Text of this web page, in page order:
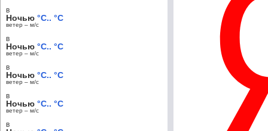
в
Ночью °C.. °C
ветер – м/c
в
Ночью °C.. °C
ветер – м/c
в
Ночью °C.. °C
ветер – м/c
в
Ночью °C.. °C
ветер – м/c
в